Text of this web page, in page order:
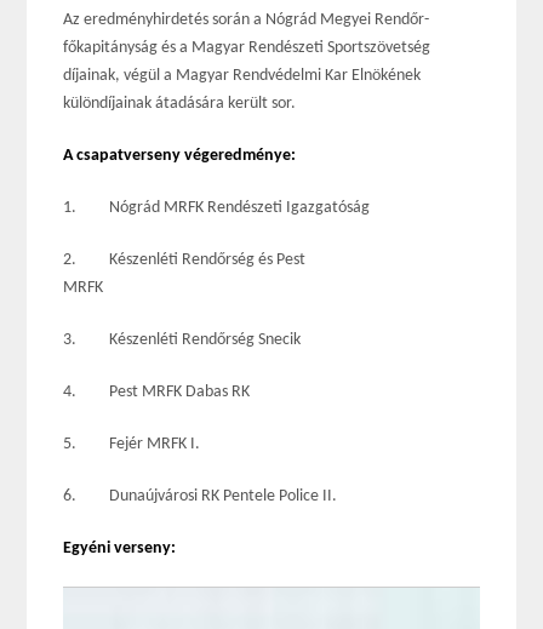
Az eredményhirdetés során a Nógrád Megyei Rendőr-
főkapitányság és a Magyar Rendészeti Sportszövetség
díjainak, végül a Magyar Rendvédelmi Kar Elnökének
különdíjainak átadására került sor.
A csapatverseny végeredménye:
1. Nógrád MRFK Rendészeti Igazgatóság
2. Készenléti Rendőrség és Pest
MRFK
3. Készenléti Rendőrség Snecik
4. Pest MRFK Dabas RK
5. Fejér MRFK I.
6. Dunaújvárosi RK Pentele Police II.
Egyéni verseny: